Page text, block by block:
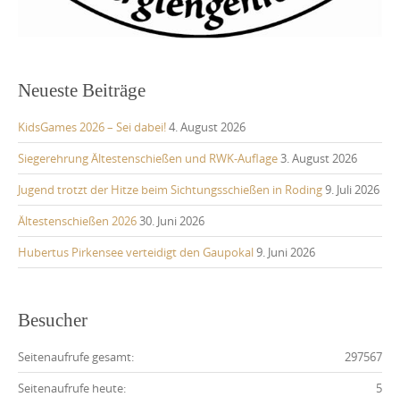
Neueste Beiträge
KidsGames 2026 – Sei dabei!4. August 2026
Siegerehrung Ältestenschießen und RWK-Auflage3. August 2026
Jugend trotzt der Hitze beim Sichtungsschießen in Roding9. Juli 2026
Ältestenschießen 202630. Juni 2026
Hubertus Pirkensee verteidigt den Gaupokal9. Juni 2026
Besucher
297567
Seitenaufrufe gesamt:
5
Seitenaufrufe heute: